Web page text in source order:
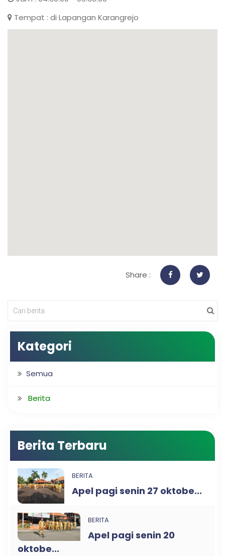
Tempat : di Lapangan Karangrejo
Share :
Kategori
Semua
Berita
Berita Terbaru
BERITA
Apel pagi senin 27 oktobe...
BERITA
Apel pagi senin 20
oktobe...